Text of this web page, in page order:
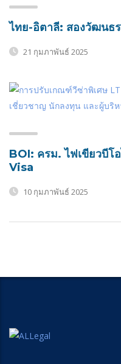
ไทย-อิตาลี: สองวัฒนธ
21 กุมภาพันธ์ 2025
BOI: ครม. ไฟเขียวบีโ
Visa
10 กุมภาพันธ์ 2025